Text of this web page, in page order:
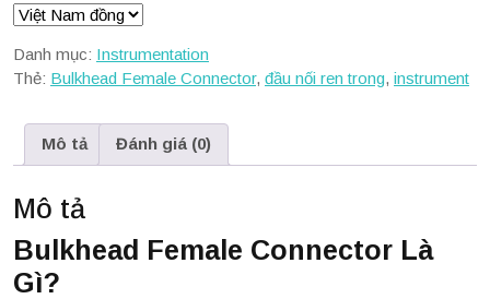
Danh mục: Instrumentation
Thẻ: Bulkhead Female Connector, đầu nối ren trong, instrument
Mô tả Đánh giá (0)
Mô tả
Bulkhead Female Connector Là
Gì?